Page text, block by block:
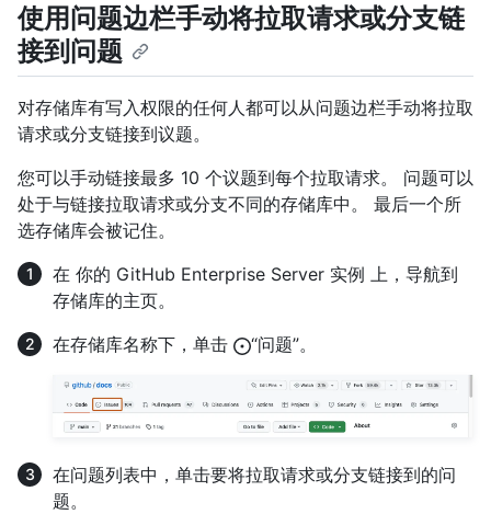
使用问题边栏手动将拉取请求或分支链
接到问题
对存储库有写入权限的任何人都可以从问题边栏手动将拉取
请求或分支链接到议题。
您可以手动链接最多 10 个议题到每个拉取请求。 问题可以
处于与链接拉取请求或分支不同的存储库中。 最后一个所
选存储库会被记住。
在 你的 GitHub Enterprise Server 实例 上，导航到
存储库的主页。
在存储库名称下，单击
“问题”。
在问题列表中，单击要将拉取请求或分支链接到的问
题。